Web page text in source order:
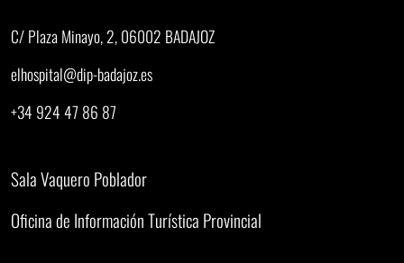
C/ Plaza Minayo, 2, 06002 BADAJOZ
elhospital@dip-badajoz.es
+34 924 47 86 87
Sala Vaquero Poblador
Oficina de Información Turística Provincial